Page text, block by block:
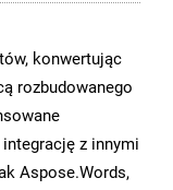
konwertując
rozbudowanego
z innymi
Aspose.Words,